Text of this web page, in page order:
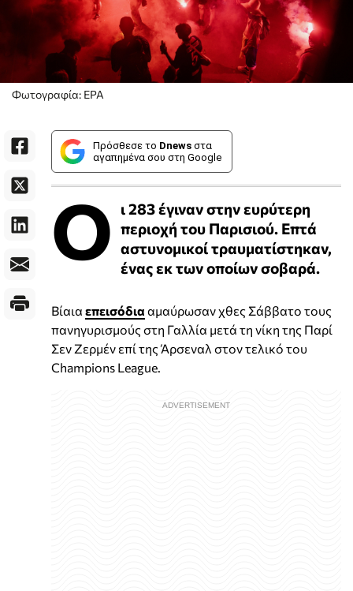
Φωτογραφία: ΕΡΑ
Πρόσθεσε το Dnews στα
αγαπημένα σου στη Google
Ο ι 283 έγιναν στην ευρύτερη
περιοχή του Παρισιού. Επτά
αστυνομικοί τραυματίστηκαν,
ένας εκ των οποίων σοβαρά.
Βίαια επεισόδια αμαύρωσαν χθες Σάββατο τους
πανηγυρισμούς στη Γαλλία μετά τη νίκη της Παρί
Σεν Ζερμέν επί της Άρσεναλ στον τελικό του
Champions League.